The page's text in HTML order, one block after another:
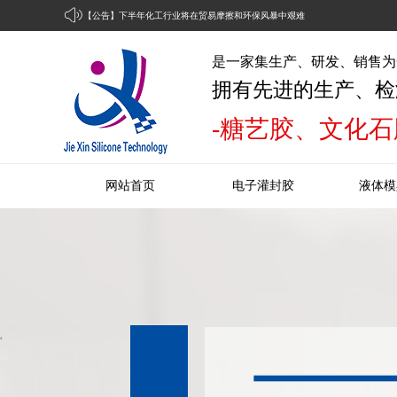
【公告】 化工行业投资机会报告：有机硅、纯碱价格上
东莞市杰鑫有机硅科技有限公司-液态发泡硅胶
下半年化工行业将在贸易摩擦和环保风暴中艰难
是一家集生产、研发、销售
拥有先进的生产、
-糖艺胶、文化
网站首页 电子灌封胶 液体